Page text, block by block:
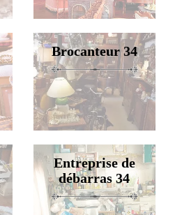
Brocanteur 34
Entreprise de
débarras 34